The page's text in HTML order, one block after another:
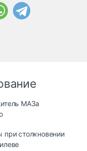
МАЗа
при столкновении